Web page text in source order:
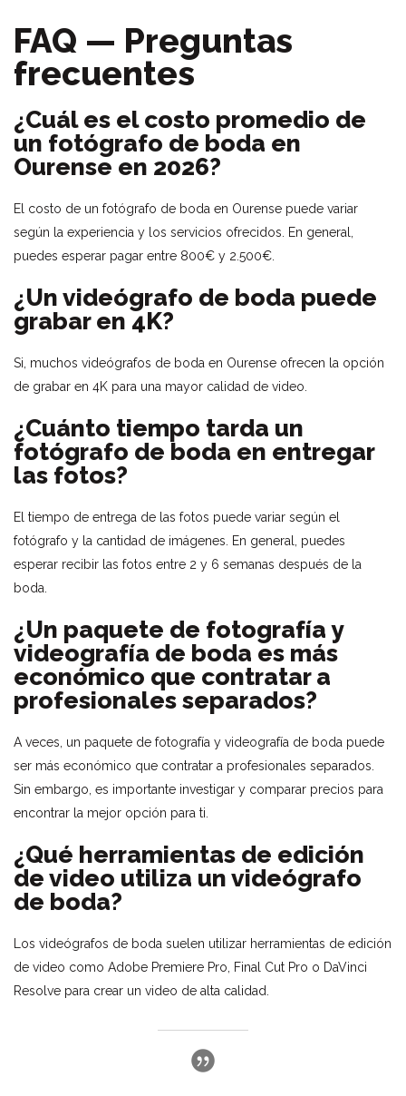
FAQ — Preguntas
frecuentes
¿Cuál es el costo promedio de
un fotógrafo de boda en
Ourense en 2026?
El costo de un fotógrafo de boda en Ourense puede variar
según la experiencia y los servicios ofrecidos. En general,
puedes esperar pagar entre 800€ y 2.500€.
¿Un videógrafo de boda puede
grabar en 4K?
Si, muchos videógrafos de boda en Ourense ofrecen la opción
de grabar en 4K para una mayor calidad de video.
¿Cuánto tiempo tarda un
fotógrafo de boda en entregar
las fotos?
El tiempo de entrega de las fotos puede variar según el
fotógrafo y la cantidad de imágenes. En general, puedes
esperar recibir las fotos entre 2 y 6 semanas después de la
boda.
¿Un paquete de fotografía y
videografía de boda es más
económico que contratar a
profesionales separados?
A veces, un paquete de fotografía y videografía de boda puede
ser más económico que contratar a profesionales separados.
Sin embargo, es importante investigar y comparar precios para
encontrar la mejor opción para ti.
¿Qué herramientas de edición
de video utiliza un videógrafo
de boda?
Los videógrafos de boda suelen utilizar herramientas de edición
de video como Adobe Premiere Pro, Final Cut Pro o DaVinci
Resolve para crear un video de alta calidad.